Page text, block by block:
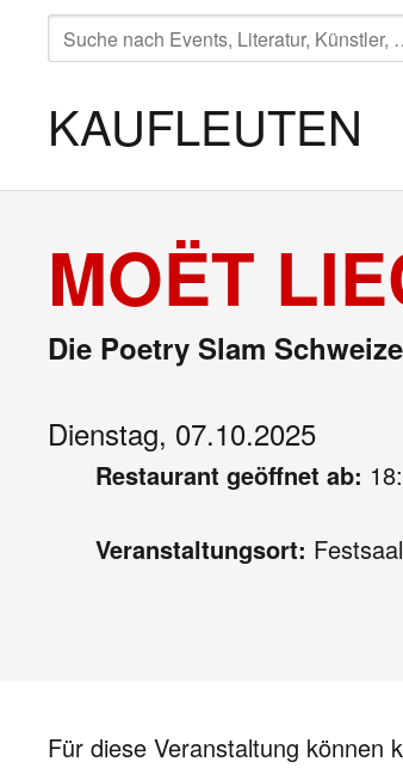
SUCHE
NACH:
KAUFLEUTEN
MOËT
Die Poetry Slam
Dienstag, 07.10.2025
Restaurant geöffnet ab:
Veranstaltungsort: Festsaal
Für diese Veranstaltung können